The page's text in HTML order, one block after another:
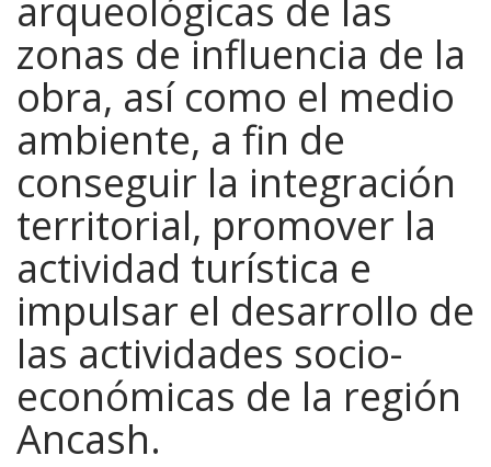
arqueológicas de las
zonas de influencia de la
obra, así como el medio
ambiente, a fin de
conseguir la integración
territorial, promover la
actividad turística e
impulsar el desarrollo de
las actividades socio-
económicas de la región
Ancash.